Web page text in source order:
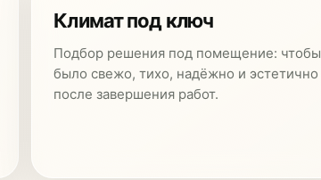
Климат под ключ
Подбор решения под помещение: чтобы
было свежо, тихо, надёжно и эстетично
после завершения работ.